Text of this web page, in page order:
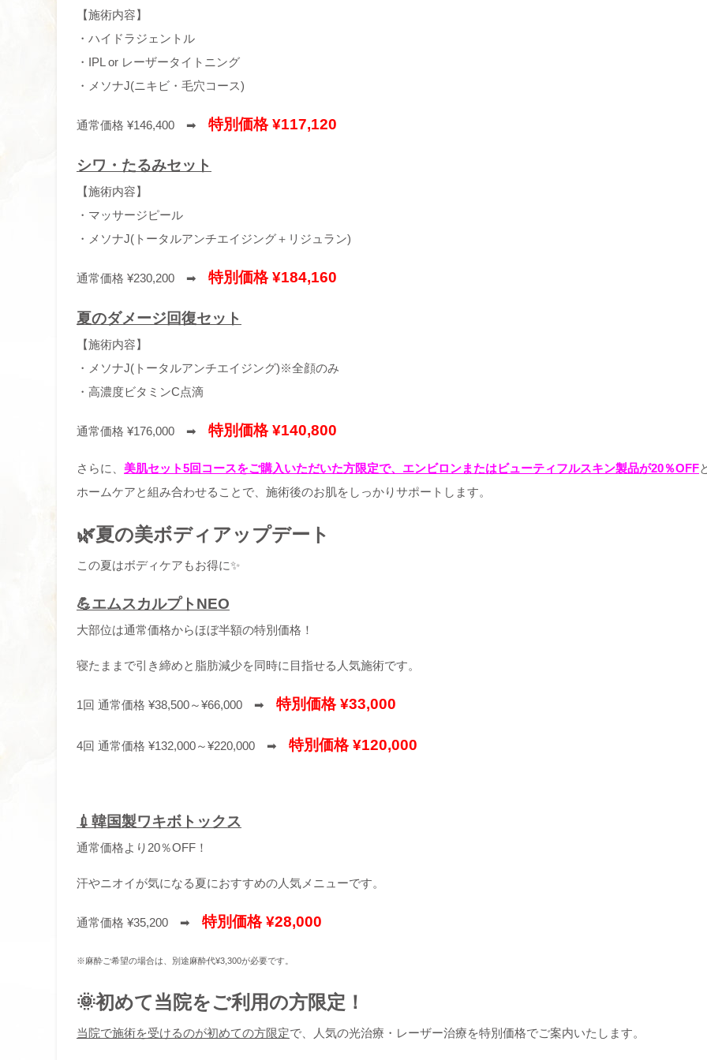
【施術内容】
・ハイドラジェントル
・IPL or レーザータイトニング
・メソナJ(ニキビ・毛穴コース)
通常価格 ¥146,400 ➡ 特別価格 ¥117,120
シワ・たるみセット
【施術内容】
・マッサージピール
・メソナJ(トータルアンチエイジング＋リジュラン)
通常価格 ¥230,200 ➡ 特別価格 ¥184,160
夏のダメージ回復セット
【施術内容】
・メソナJ(トータルアンチエイジング)※全顔のみ
・高濃度ビタミンC点滴
通常価格 ¥176,000 ➡ 特別価格 ¥140,800
さらに、 美肌セット5回コースをご購入いただいた方限定で、エンビロンまたはビューティフルスキン製品が20％OFF
ホームケアと組み合わせることで、施術後のお肌をしっかりサポートします。
🌿夏の美ボディアップデート
この夏はボディケアもお得に✨
💪エムスカルプトNEO
大部位は通常価格からほぼ半額の特別価格！
寝たままで引き締めと脂肪減少を同時に目指せる人気施術です。
1回 通常価格 ¥38,500～¥66,000 ➡ 特別価格 ¥33,000
4回 通常価格 ¥132,000～¥220,000 ➡ 特別価格 ¥120,000
💉韓国製ワキボトックス
通常価格より20％OFF！
汗やニオイが気になる夏におすすめの人気メニューです。
通常価格 ¥35,200 ➡ 特別価格 ¥28,000
※麻酔ご希望の場合は、別途麻酔代¥3,300が必要です。
🌞初めて当院をご利用の方限定！
当院で施術を受けるのが初めての方限定で、人気の光治療・レーザー治療を特別価格でご案内いたします。